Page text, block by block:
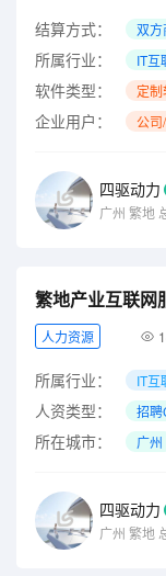
结算方式： 双方
所属行业： IT互
软件类型： 定
企业用户： 公司
四驱动力
广州 繁地
繁地产业互联
人力资源
所属行业： IT互
人资类型： 招聘
所在城市： 广州
四驱动力
广州 繁地